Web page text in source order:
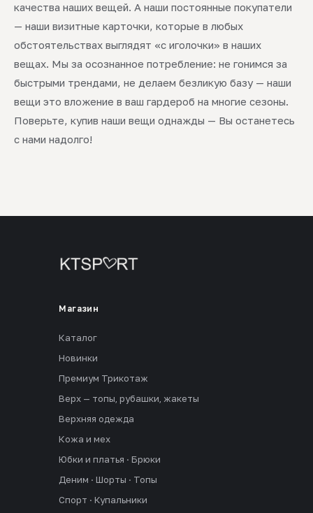
качества наших вещей. А наши постоянные покупатели
— наши визитные карточки, которые в любых
обстоятельствах выглядят «с иголочки» в наших
вещах. Мы за осознанное потребление: не гонимся за
быстрыми трендами, не делаем безликую базу — наши
вещи это вложение в ваш гардероб на многие сезоны.
Поверьте, купив наши вещи однажды — Вы останетесь
с нами надолго!
Магазин
Каталог
Новинки
Премиум Трикотаж
Верх — топы, рубашки, жакеты
Верхняя одежда
Кожа и мех
Юбки и платья · Брюки
Деним · Шорты · Топы
Спорт · Купальники